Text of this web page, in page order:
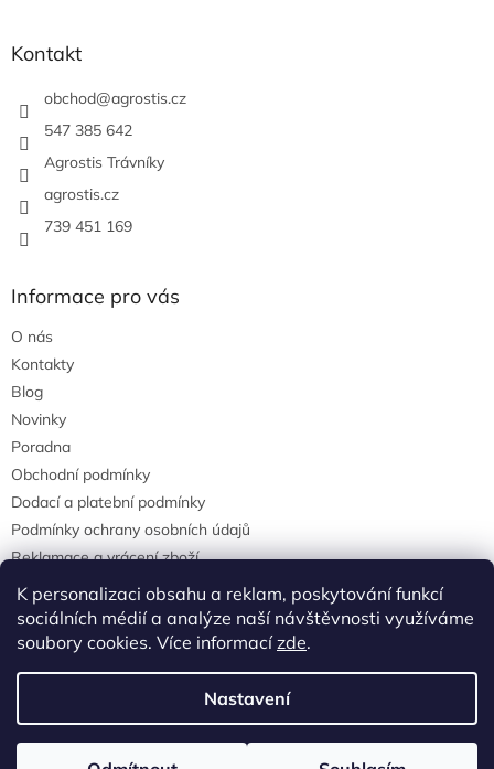
K personalizaci obsahu a reklam, poskytování funkcí
sociálních médií a analýze naší návštěvnosti využíváme
soubory cookies. Více informacízde.
Nastavení
Kontakt
obchod@agrostis.cz
547 385 642
Agrostis Trávníky
agrostis.cz
739 451 169
Informace pro vás
O nás
Kontakty
Blog
Novinky
Poradna
Obchodní podmínky
Dodací a platební podmínky
Podmínky ochrany osobních údajů
Reklamace a vrácení zboží
agrostis.cz
Copyright 2026Agrostisobchod.cz. Všechna práva vyhrazena.